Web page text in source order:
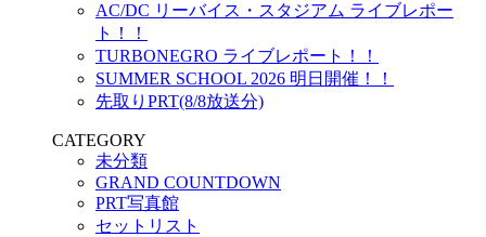
AC/DC リーバイス・スタジアム ライブレポー
ト！！
TURBONEGRO ライブレポート！！
SUMMER SCHOOL 2026 明日開催！！
先取りPRT(8/8放送分)
CATEGORY
未分類
GRAND COUNTDOWN
PRT写真館
セットリスト